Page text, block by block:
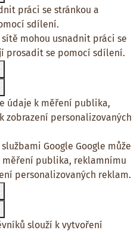
práci se stránkou a
sdílení.
mohou usnadnit práci se
prosadit se pomocí sdílení.
údaje k měření publika,
zobrazení personalizovaných
Google Google může
měření publika, reklamnímu
personalizovaných reklam.
slouží k vytvoření